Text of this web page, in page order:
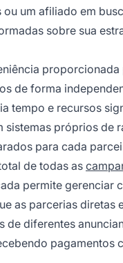
um afiliado em
sobre sua
de forma
tempo e recursos
próprios de
para cada
de todas as
permite gerenciar
as parcerias diretas
diferentes
pagamentos